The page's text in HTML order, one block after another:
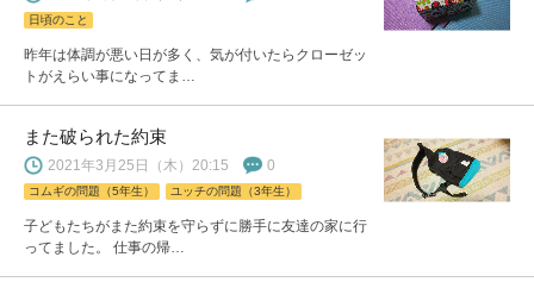
日頃のこと
昨年は体調が悪い日が多く、気が付いたらクローゼッ
トがえらい事になってま…
また破られた約束
2021年3月25日（木）20:15 0
コムギの問題（5年生） ユッチの問題（3年生）
子どもたちがまた約束を守らずに勝手に友達の家に行
ってました。 仕事の帰…